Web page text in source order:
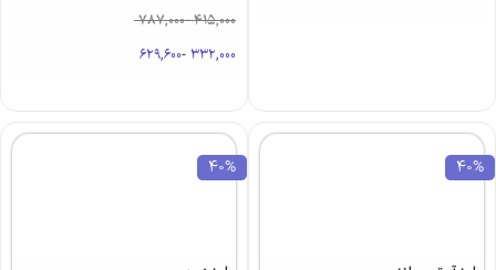
415,000
-
787,000
332,000
-
629,600
40%
40%